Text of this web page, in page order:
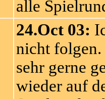
alle
24.Oct 03:
nicht folgen.
sehr gerne
wieder auf